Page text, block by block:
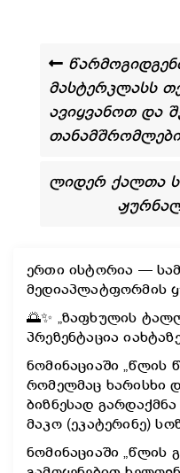
მასტერკლასს
ავიყვანოთ და
ლიდერ ქალთა
ერთი ისტორია —
მედიაპლატფორმის
🌅✨ „ზაფხულის
პრეზენტაცია
ნომინაციაში „წლის
რომელმაც ხარისხი
ბიზნესად
მაკო (ეკატერინე)
ნომინაციაში „წლის